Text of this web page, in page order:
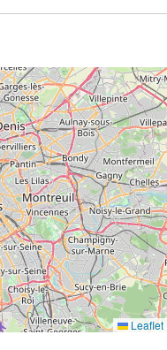
ce formulaire,
vous
consentez au
traitement de
vos données
conformément
à laPolitique
de
confidentialité
de Plug in labs
Université
Paris-Saclay*
Leaflet